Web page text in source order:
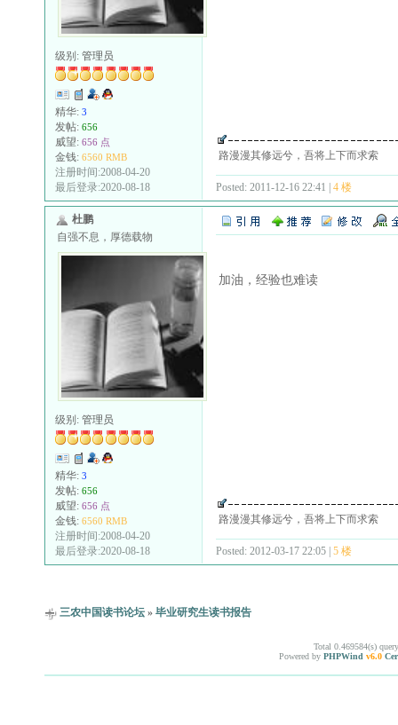
级别: 管理员
精华: 3
发帖: 656
威望: 656 点
金钱: 6560 RMB
注册时间:2008-04-20
最后登录:2020-08-18
路漫漫其修远兮，吾将上下而求索
Posted: 2011-12-16 22:41 | 4 楼
杜鹏
自强不息，厚德载物
级别: 管理员
精华: 3
发帖: 656
威望: 656 点
金钱: 6560 RMB
注册时间:2008-04-20
最后登录:2020-08-18
加油，经验也难读
路漫漫其修远兮，吾将上下而求索
Posted: 2012-03-17 22:05 | 5 楼
三农中国读书论坛 » 毕业研究生读书报告
Total 0.469584(s)
Powered by PHPWind v6.0